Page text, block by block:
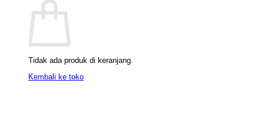
Tidak ada produk di keranjang.
Kembali ke toko